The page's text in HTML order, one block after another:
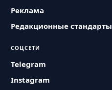
Реклама
Редакционные стандарты
СОЦСЕТИ
Telegram
Instagram